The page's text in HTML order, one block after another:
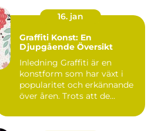
16. jan
Graffiti Konst: En
Djupgående Översikt
Inledning Graffiti är en
konstform som har växt i
popularitet och erkännande
över åren. Trots att de...